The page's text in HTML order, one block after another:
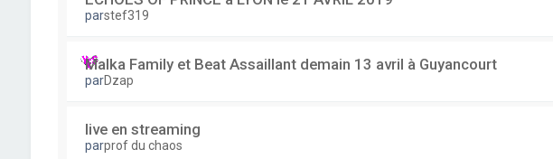
parstef319
Malka Family et Beat Assaillant demain 13 avril à Guyancourt
parDzap
live en streaming
parprof du chaos